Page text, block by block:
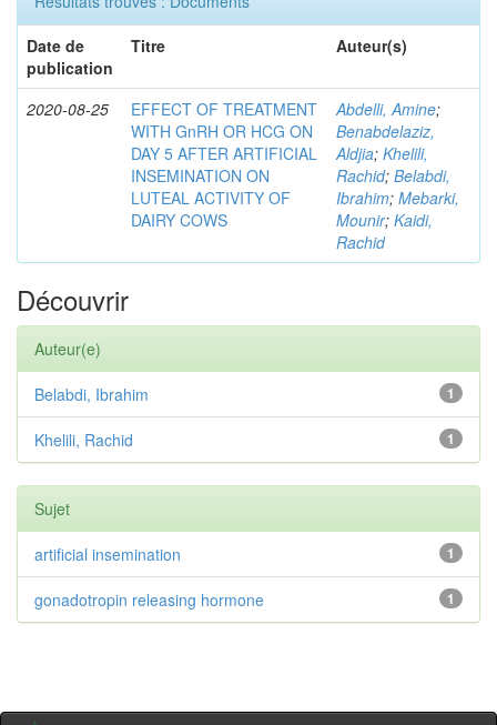
Date de
publication
Titre Auteur(s)
2020-08-25
EFFECT OF TREATMENT
WITH GnRH OR HCG ON
DAY 5 AFTER ARTIFICIAL
INSEMINATION ON
LUTEAL ACTIVITY OF
DAIRY COWS
Abdelli, Amine;
Benabdelaziz,
Aldjia; Khelili,
Rachid; Belabdi,
Ibrahim; Mebarki,
Mounir; Kaidi,
Rachid
Découvrir
Auteur(e)
1
Belabdi, Ibrahim
1
Khelili, Rachid
Sujet
1
artificial insemination
1
gonadotropin releasing hormone